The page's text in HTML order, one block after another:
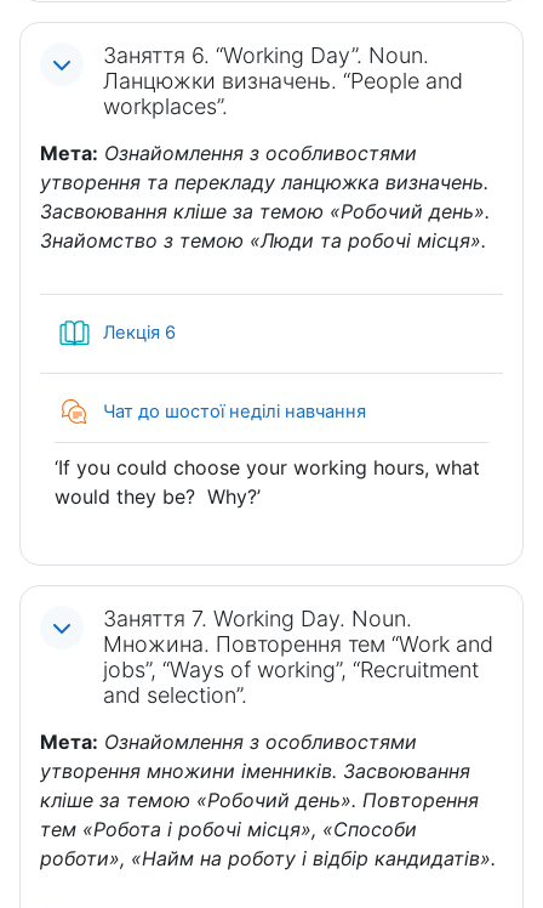
Заняття 6. “Working Day”. Noun.
Ланцюжки визначень. “People and
workplaces”.
Мета: Ознайомлення з особливостями
утворення та перекладу ланцюжка визначень.
Засвоювання кліше за темою «Робочий день».
Знайомство з темою «Люди та робочі місця».
Лекція 6Книга
Чат до шостої неділі навчання
‘If you could choose your working hours, what
would they be? Why?’
Заняття 7. Working Day. Noun.
Множина. Повторення тем “Work and
jobs”, “Ways of working”, “Recruitment
and selection”.
Мета: Ознайомлення з особливостями
утворення множини іменників. Засвоювання
кліше за темою «Робочий день». Повторення
тем «Робота і робочі місця», «Способи
роботи», «Найм на роботу і відбір кандидатів».